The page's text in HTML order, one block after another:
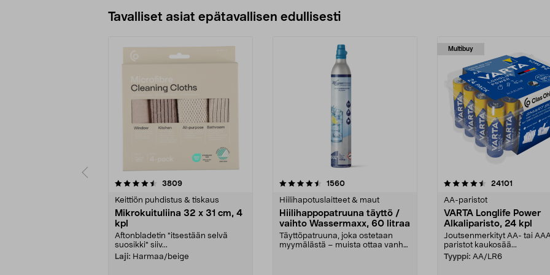
Tavalliset asiat epätavallisen edullisesti
3809arvostelut
Keittiön puhdistus & tiskaus
Mikrokuituliina 32 x 31 cm, 4
kpl
Aftonbladetin "itsestään selvä
suosikki" siiv...
Laji: Harmaa/beige
4.5viidestä
1560arvostelut
Hiilihapotuslaitteet & maut
Hiilihappopatruuna täyttö /
vaihto Wassermaxx, 60 litraa
Täyttöpatruuna, joka ostetaan
myymälästä – muista ottaa vanha
Multibuy
4.5viidestä
24101
AA-paristot
VARTA Longlife Power
Alkaliparisto, 24 kpl
Joutsenmerkityt AA- tai
paristot kaukosää...
Tyyppi: AA/LR6
4.5viidestä